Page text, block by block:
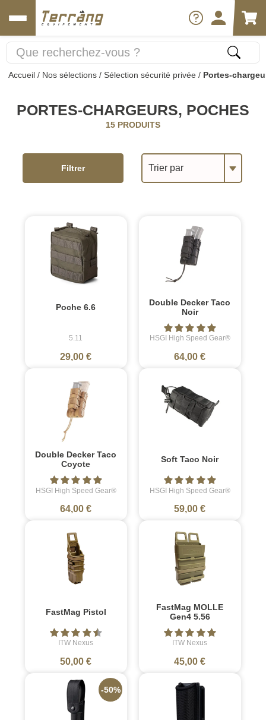
Accueil / Nos sélections / Sélection sécurité privée / Portes-
PORTES-CHARGEURS, POCHES
15 PRODUITS
Trier par
Filtrer
Poche 6.6
5.11
29,00 €
Double Decker Taco
Noir
HSGI High Speed Gear®
64,00 €
Double Decker Taco
Coyote
HSGI High Speed Gear®
64,00 €
Soft Taco Noir
HSGI High Speed Gear®
59,00 €
FastMag Pistol
ITW Nexus
50,00 €
FastMag MOLLE
Gen4 5.56
ITW Nexus
45,00 €
-50%